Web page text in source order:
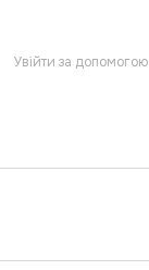
Увійти за допомогою